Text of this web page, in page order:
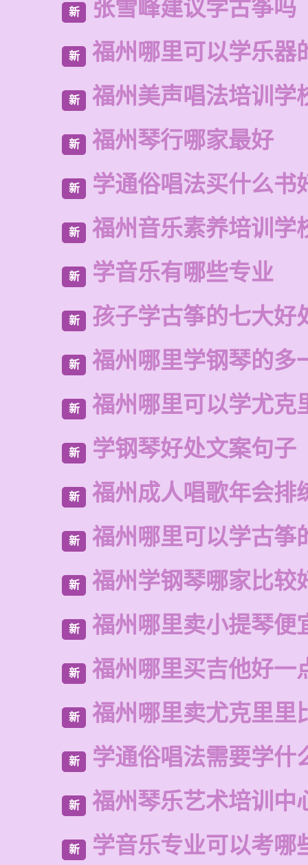
新 张雪峰建议学古筝吗
新 福州哪里可以学乐器
新 福州美声唱法培训学
新 福州琴行哪家最好
新 学通俗唱法买什么书
新 福州音乐素养培训学
新 学音乐有哪些专业
新 孩子学古筝的七大好
新 福州哪里学钢琴的多
新 福州哪里可以学尤克
新 学钢琴好处文案句子
新 福州成人唱歌年会排
新 福州哪里可以学古筝
新 福州学钢琴哪家比较
新 福州哪里卖小提琴便
新 福州哪里买吉他好一
新 福州哪里卖尤克里里
新 学通俗唱法需要学什
新 福州琴乐艺术培训中
新 学音乐专业可以考哪